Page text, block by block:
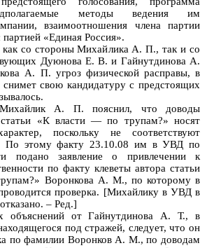
методы ведения им
взаимоотношения члена партии
«Единая Россия».
как со стороны Михайлика А. П., так и со
Дуюнова Е. В. и Гайнутдинова А.
А. П. угроз физической расправы, в
снимет свою кандидатуру с предстоящих
А. П. пояснил, что доводы
«К власти — по трупам?» носят
поскольку не соответствуют
По этому факту 23.10.08 им в УВД по
подано заявление о привлечении к
по факту клеветы автора статьи
Воронкова А. М., по которому в
проверка. [Михайлику в УВД в
– Ред.]
объяснений от Гайнутдинова А. Т., в
под стражей, следует, что он
по фамилии Воронков А. М., по доводам